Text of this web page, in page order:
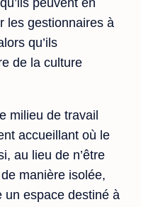
peuvent en
les gestionnaires à
qu’ils
de la culture
milieu de travail
accueillant où le
au lieu de n’être
manière isolée,
un espace destiné à